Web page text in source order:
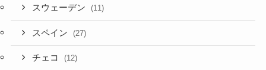
スウェーデン (11)
スペイン (27)
チェコ (12)